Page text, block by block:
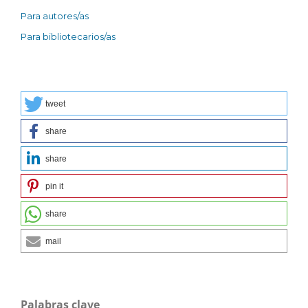
Para autores/as
Para bibliotecarios/as
tweet
share
share
pin it
share
mail
Palabras clave